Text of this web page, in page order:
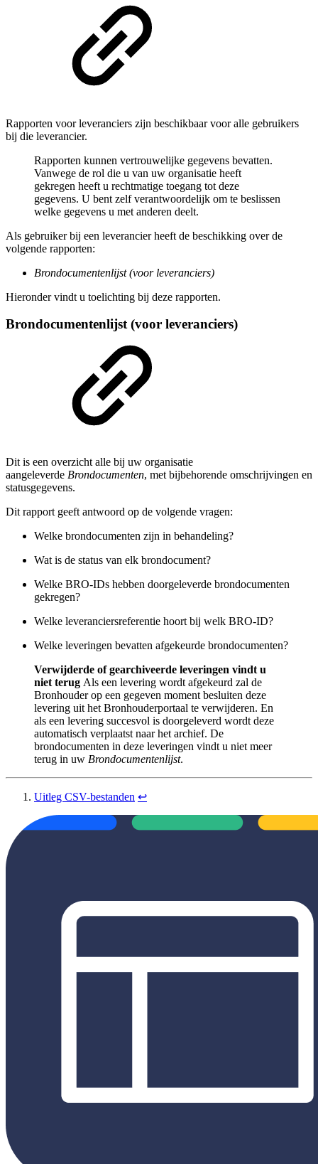
Rapporten voor leveranciers zijn beschikbaar voor alle gebruikers
bij die leverancier.
Rapporten kunnen vertrouwelijke gegevens bevatten.
Vanwege de rol die u van uw organisatie heeft
gekregen heeft u rechtmatige toegang tot deze
gegevens. U bent zelf verantwoordelijk om te beslissen
welke gegevens u met anderen deelt.
Als gebruiker bij een leverancier heeft de beschikking over de
volgende rapporten:
Brondocumentenlijst (voor leveranciers)
Hieronder vindt u toelichting bij deze rapporten.
Brondocumentenlijst (voor leveranciers)
Dit is een overzicht alle bij uw organisatie
aangeleverde Brondocumenten, met bijbehorende omschrijvingen en
statusgegevens.
Dit rapport geeft antwoord op de volgende vragen:
Welke brondocumenten zijn in behandeling?
Wat is de status van elk brondocument?
Welke BRO-IDs hebben doorgeleverde brondocumenten
gekregen?
Welke leveranciersreferentie hoort bij welk BRO-ID?
Welke leveringen bevatten afgekeurde brondocumenten?
Verwijderde of gearchiveerde leveringen vindt u
niet terug Als een levering wordt afgekeurd zal de
Bronhouder op een gegeven moment besluiten deze
levering uit het Bronhouderportaal te verwijderen. En
als een levering succesvol is doorgeleverd wordt deze
automatisch verplaatst naar het archief. De
brondocumenten in deze leveringen vindt u niet meer
terug in uw Brondocumentenlijst.
Uitleg CSV-bestanden ↩︎